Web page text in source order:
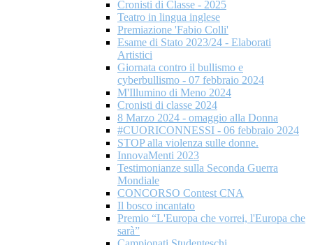
Cronisti di Classe - 2025
Teatro in lingua inglese
Premiazione 'Fabio Colli'
Esame di Stato 2023/24 - Elaborati
Artistici
Giornata contro il bullismo e
cyberbullismo - 07 febbraio 2024
M'Illumino di Meno 2024
Cronisti di classe 2024
8 Marzo 2024 - omaggio alla Donna
#CUORICONNESSI - 06 febbraio 2024
STOP alla violenza sulle donne.
InnovaMenti 2023
Testimonianze sulla Seconda Guerra
Mondiale
CONCORSO Contest CNA
Il bosco incantato
Premio “L'Europa che vorrei, l'Europa che
sarà”